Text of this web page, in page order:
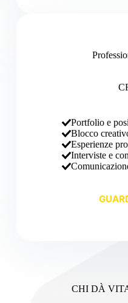
Portfolio e
Blocco
Esperienze
Interviste e
CHI DÀ